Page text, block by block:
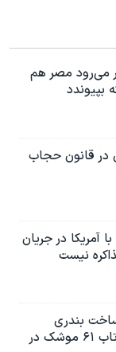
می‌رود مصر هم
بپیوندد
در قانون حجاب
آمریکا در جریان
نیست
بندری
اودسا؛ زلنسکی از پرتاب ۶۱ موشک در